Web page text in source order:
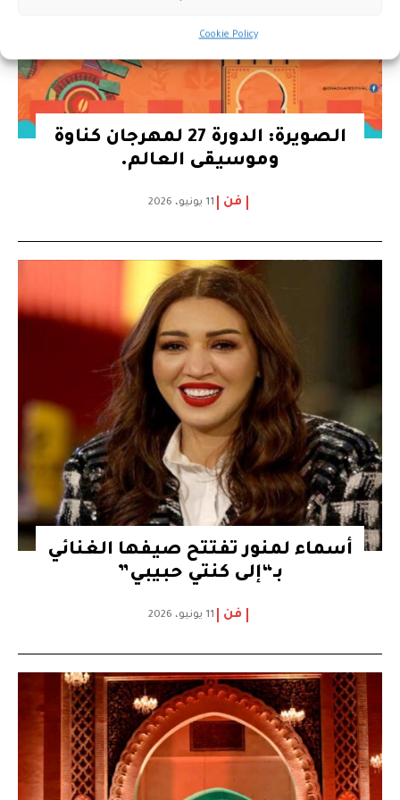
Cookie Policy
الصويرة: الدورة 27 لمهرجان كناوة
وموسيقى العالم.
فن 11 يونيو، 2026
أسماء لمنور تفتتح صيفها الغنائي
بـ“إلى كنتي حبيبي”
فن 11 يونيو، 2026